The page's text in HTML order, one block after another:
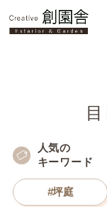
人気の
キーワード
#坪庭